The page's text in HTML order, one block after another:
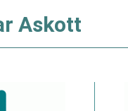
Askott